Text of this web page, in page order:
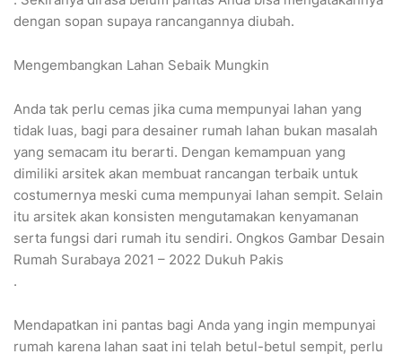
dengan sopan supaya rancangannya diubah.
Mengembangkan Lahan Sebaik Mungkin
Anda tak perlu cemas jika cuma mempunyai lahan yang
tidak luas, bagi para desainer rumah lahan bukan masalah
yang semacam itu berarti. Dengan kemampuan yang
dimiliki arsitek akan membuat rancangan terbaik untuk
costumernya meski cuma mempunyai lahan sempit. Selain
itu arsitek akan konsisten mengutamakan kenyamanan
serta fungsi dari rumah itu sendiri. Ongkos Gambar Desain
Rumah Surabaya 2021 – 2022 Dukuh Pakis
.
Mendapatkan ini pantas bagi Anda yang ingin mempunyai
rumah karena lahan saat ini telah betul-betul sempit, perlu